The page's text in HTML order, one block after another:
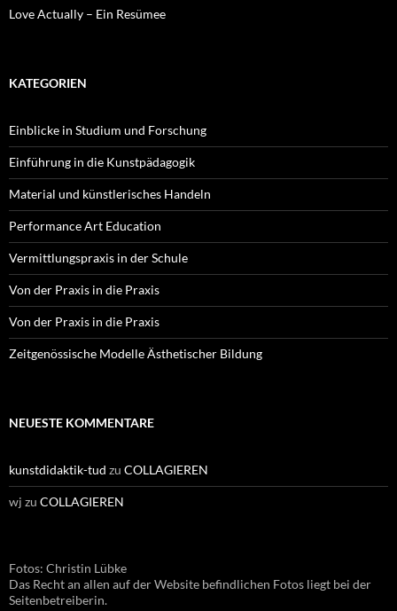
Love Actually – Ein Resümee
KATEGORIEN
Einblicke in Studium und Forschung
Einführung in die Kunstpädagogik
Material und künstlerisches Handeln
Performance Art Education
Vermittlungspraxis in der Schule
Von der Praxis in die Praxis
Von der Praxis in die Praxis
Zeitgenössische Modelle Ästhetischer Bildung
NEUESTE KOMMENTARE
kunstdidaktik-tud zu COLLAGIEREN
wj zu COLLAGIEREN
Fotos: Christin Lübke
Das Recht an allen auf der Website befindlichen Fotos liegt bei der
Seitenbetreiberin.